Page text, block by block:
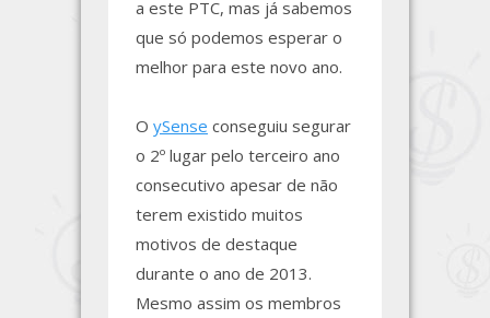
a este PTC, mas já sabemos
que só podemos esperar o
melhor para este novo ano.
O ySense conseguiu segurar
o 2º lugar pelo terceiro ano
consecutivo apesar de não
terem existido muitos
motivos de destaque
durante o ano de 2013.
Mesmo assim os membros